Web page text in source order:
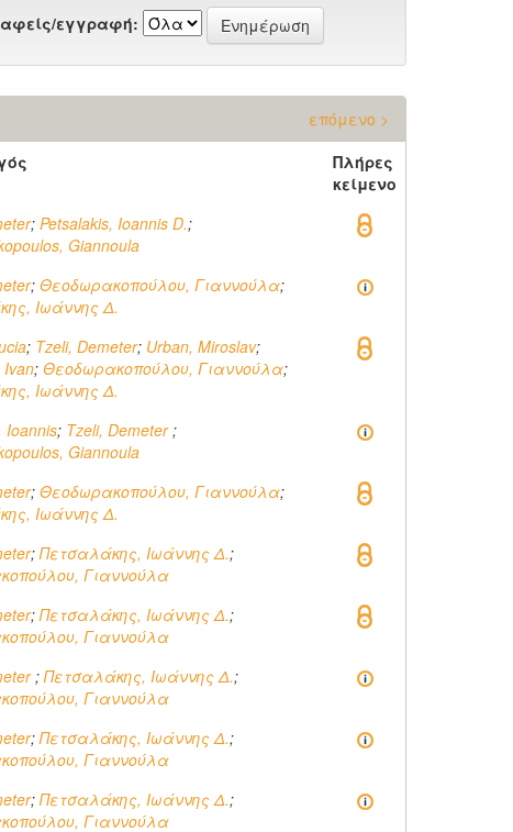
εγγραφή:
επόμενο >
Πλήρες
κείμενο
; Petsalakis, Ioannis D.;
Giannoula
; Θεοδωρακοπούλου, Γιαννούλα;
Ιωάννης Δ.
; Tzeli, Demeter; Urban, Miroslav;
Ivan; Θεοδωρακοπούλου, Γιαννούλα;
Ιωάννης Δ.
Ioannis; Tzeli, Demeter;
Giannoula
; Θεοδωρακοπούλου, Γιαννούλα;
Ιωάννης Δ.
;Πετσαλάκης, Ιωάννης Δ.;
Γιαννούλα
;Πετσαλάκης, Ιωάννης Δ.;
Γιαννούλα
;Πετσαλάκης, Ιωάννης Δ.;
Γιαννούλα
;Πετσαλάκης, Ιωάννης Δ.;
Γιαννούλα
;Πετσαλάκης, Ιωάννης Δ.;
Γιαννούλα